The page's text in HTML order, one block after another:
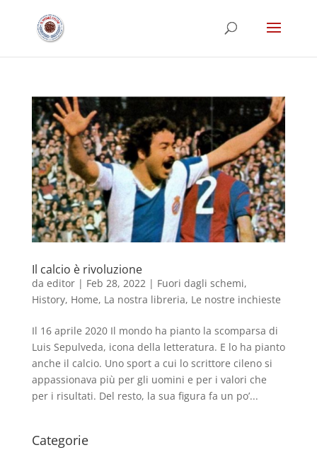
Il calcio è rivoluzione
da editor| Feb 28, 2022| Fuori dagli schemi,
History, Home, La nostra libreria, Le nostre inchieste
Il 16 aprile 2020 Il mondo ha pianto la scomparsa di
Luis Sepulveda, icona della letteratura. E lo ha pianto
anche il calcio. Uno sport a cui lo scrittore cileno si
appassionava più per gli uomini e per i valori che
per i risultati. Del resto, la sua figura fa un po’...
Categorie